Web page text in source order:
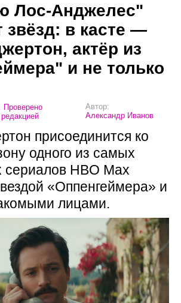
Лос-Анджелес"
звёзд: в касте —
актёр из
и не только
Проверено
редакцией
Автор:
Александр Иванов
присоединится ко
одного из самых
сериалов HBO Max
«Оппенгеймера» и
лицами.